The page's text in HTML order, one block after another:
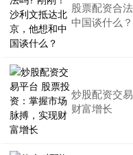
股票配资合
中国谈什么？
炒股配资交
财富增长